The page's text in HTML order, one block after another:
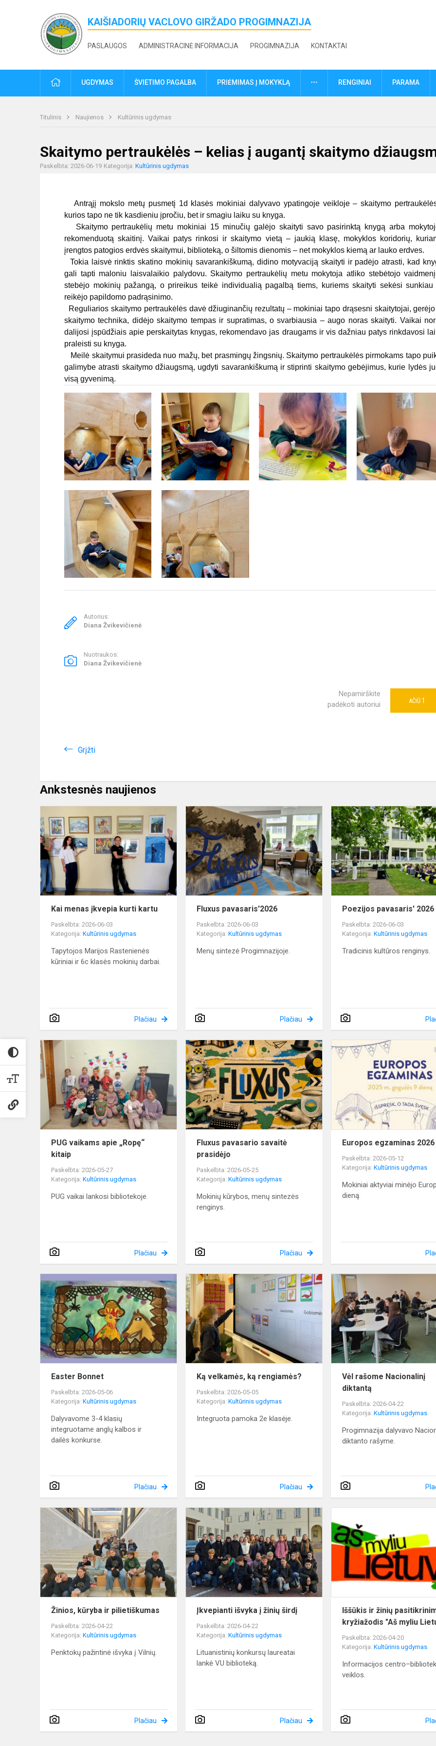
KAIŠIADORIŲ VACLOVO GIRŽADO PROGIMNAZIJA
PASLAUGOS ADMINISTRACINĖ INFORMACIJA PROGIMNAZIJA KONTAKTAI
PRADŽIAUGDYMAS ŠVIETIMO PAGALBA PRIĖMIMAS Į MOKYKLĄ DAUGIAURENGINIAI PARAMA
Titulinis Naujienos Kultūrinis ugdymas
Skaitymo pertraukėlės – kelias į augantį skaitymo
Paskelbta: 2026-06-19 Kategorija: Kultūrinis ugdymas
Antrąjį mokslo metų pusmetį 1d klasės mokiniai dalyvavo ypatingoje veikloje – skaitymo
kurios tapo ne tik kasdieniu įpročiu, bet ir smagiu laiku su knyga.
Skaitymo pertraukėlių metu mokiniai 15 minučių galėjo skaityti savo pasirinktą knygą arba
rekomenduotą skaitinį. Vaikai patys rinkosi ir skaitymo vietą – jaukią klasę, mokyklos koridorių,
įrengtos patogios erdvės skaitymui, biblioteką, o šiltomis dienomis – net mokyklos kiemą ar lauko erdves.
Tokia laisvė rinktis skatino mokinių savarankiškumą, didino motyvaciją skaityti ir padėjo atrasti, kad
gali tapti maloniu laisvalaikio palydovu. Skaitymo pertraukėlių metu mokytoja atliko stebėtojo
stebėjo mokinių pažangą, o prireikus teikė individualią pagalbą tiems, kuriems skaityti sekėsi sunkiau
reikėjo papildomo padrąsinimo.
Reguliarios skaitymo pertraukėlės davė džiuginančių rezultatų – mokiniai tapo drąsesni skaitytojai,
skaitymo technika, didėjo skaitymo tempas ir supratimas, o svarbiausia – augo noras skaityti. Vaikai
dalijosi įspūdžiais apie perskaitytas knygas, rekomendavo jas draugams ir vis dažniau patys rinkdavosi
praleisti su knyga.
Meilė skaitymui prasideda nuo mažų, bet prasmingų žingsnių. Skaitymo pertraukėlės pirmokams tapo
galimybe atrasti skaitymo džiaugsmą, ugdyti savarankiškumą ir stiprinti skaitymo gebėjimus, kurie lydės
visą gyvenimą.
Autorius:
Diana Žvikevičienė
Nuotraukos:
Diana Žvikevičienė
Nepamirškite
padėkoti autoriui
AČIŪ 1
Grįžti
Ankstesnės naujienos
Kai
menas
įkvepia
kurti
kartu
Kai menas įkvepia kurti kartu
Paskelbta: 2026-06-03
Kategorija: Kultūrinis ugdymas
Tapytojos Marijos Rastenienės
kūriniai ir 6c klasės mokinių darbai.
Plačiau
Fluxus
pavasaris'2026
Fluxus pavasaris'2026
Paskelbta: 2026-06-03
Kategorija:Kultūrinis ugdymas
Menų sintezė Progimnazijoje.
Plačiau
Poezijos pavasaris' 2026
Paskelbta: 2026-06-03
Kategorija:Kultūrinis ugdymas
Tradicinis kultūros renginys.
PUG
vaikams
apie
„Ropę“
kitaip
PUG vaikams apie „Ropę“
kitaip
Paskelbta: 2026-05-27
Kategorija: Kultūrinis ugdymas
PUG vaikai lankosi bibliotekoje.
Plačiau
Fluxus
pavasario
savaitė
prasidėjo
Fluxus pavasario savaitė
prasidėjo
Paskelbta: 2026-05-25
Kategorija:Kultūrinis ugdymas
Mokinių kūrybos, menų sintezės
renginys.
Plačiau
Europos egzaminas 2026
Paskelbta: 2026-05-12
Kategorija:Kultūrinis ugdymas
Mokiniai aktyviai minėjo
dieną.
Easter
Bonnet
Easter Bonnet
Paskelbta: 2026-05-06
Kategorija: Kultūrinis ugdymas
Dalyvavome 3-4 klasių
integruotame anglų kalbos ir
dailės konkurse.
Plačiau
Ką
velkamės,
rengiamės?
Ką velkamės, ką rengiamės?
Paskelbta: 2026-05-05
Kategorija:Kultūrinis ugdymas
Integruota pamoka 2e klasėje.
Plačiau
Vėl rašome Nacionalinį
diktantą
Paskelbta: 2026-04-22
Kategorija:Kultūrinis ugdymas
Progimnazija dalyvavo
diktanto rašyme.
Žinios,
kūryba
pilietiškumas
Žinios, kūryba ir pilietiškumas
Paskelbta: 2026-04-22
Kategorija: Kultūrinis ugdymas
Penktokų pažintinė išvyka į Vilnių.
Plačiau
išvyka
žinių
Įkvepianti išvyka į žinių širdį
Paskelbta: 2026-04-22
Kategorija:Kultūrinis ugdymas
Lituanistinių konkursų laureatai
lankė VU biblioteką.
Plačiau
Iššūkis ir žinių
kryžiažodis "Aš myliu
Paskelbta: 2026-04-20
Kategorija:Kultūrinis ugdymas
Informacijos
veiklos.